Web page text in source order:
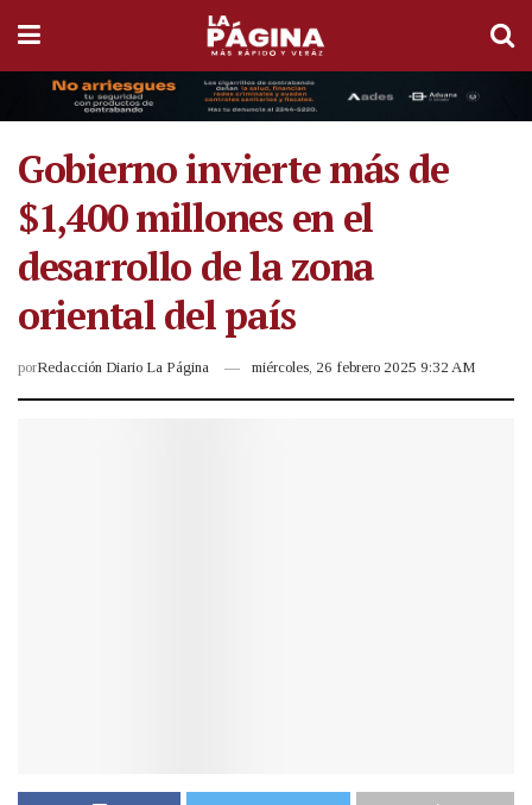
Gobierno invierte más de
$1,400 millones en el
desarrollo de la zona
oriental del país
porRedacción Diario La Página miércoles, 26 febrero 2025 9:32 AM